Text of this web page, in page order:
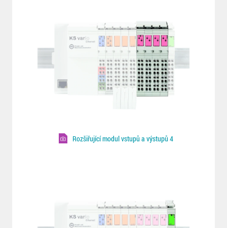
Rozšiřující modul vstupů a výstupů 4